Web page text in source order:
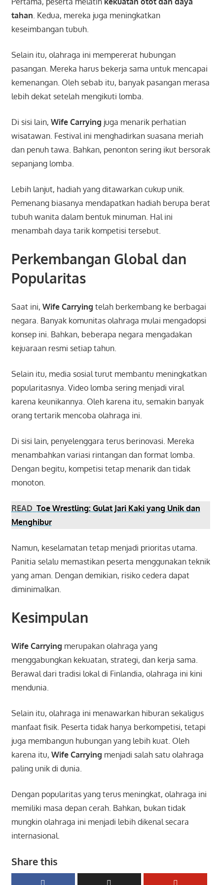
tahan. Kedua, mereka juga meningkatkan
keseimbangan tubuh.
Selain itu, olahraga ini mempererat hubungan
pasangan. Mereka harus bekerja sama untuk mencapai
kemenangan. Oleh sebab itu, banyak pasangan merasa
lebih dekat setelah mengikuti lomba.
Di sisi lain, Wife Carrying juga menarik perhatian
wisatawan. Festival ini menghadirkan suasana meriah
dan penuh tawa. Bahkan, penonton sering ikut bersorak
sepanjang lomba.
Lebih lanjut, hadiah yang ditawarkan cukup unik.
Pemenang biasanya mendapatkan hadiah berupa berat
tubuh wanita dalam bentuk minuman. Hal ini
menambah daya tarik kompetisi tersebut.
Perkembangan Global dan
Popularitas
Saat ini, Wife Carrying telah berkembang ke berbagai
negara. Banyak komunitas olahraga mulai mengadopsi
konsep ini. Bahkan, beberapa negara mengadakan
kejuaraan resmi setiap tahun.
Selain itu, media sosial turut membantu meningkatkan
popularitasnya. Video lomba sering menjadi viral
karena keunikannya. Oleh karena itu, semakin banyak
orang tertarik mencoba olahraga ini.
Di sisi lain, penyelenggara terus berinovasi. Mereka
menambahkan variasi rintangan dan format lomba.
Dengan begitu, kompetisi tetap menarik dan tidak
monoton.
READ Toe Wrestling: Gulat Jari Kaki yang Unik dan
Menghibur
Namun, keselamatan tetap menjadi prioritas utama.
Panitia selalu memastikan peserta menggunakan teknik
yang aman. Dengan demikian, risiko cedera dapat
diminimalkan.
Kesimpulan
Wife Carrying merupakan olahraga yang
menggabungkan kekuatan, strategi, dan kerja sama.
Berawal dari tradisi lokal di Finlandia, olahraga ini kini
mendunia.
Selain itu, olahraga ini menawarkan hiburan sekaligus
manfaat fisik. Peserta tidak hanya berkompetisi, tetapi
juga membangun hubungan yang lebih kuat. Oleh
karena itu, Wife Carrying menjadi salah satu olahraga
paling unik di dunia.
Dengan popularitas yang terus meningkat, olahraga ini
memiliki masa depan cerah. Bahkan, bukan tidak
mungkin olahraga ini menjadi lebih dikenal secara
internasional.
Share this